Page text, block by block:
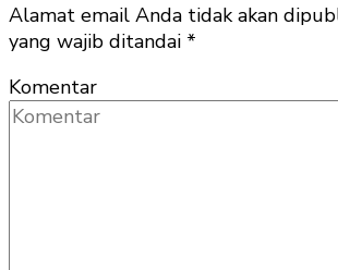
Alamat email Anda tidak akan
yang wajib ditandai *
Komentar